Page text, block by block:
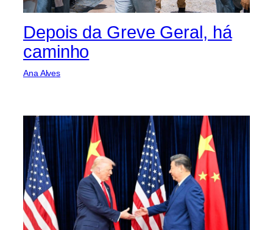
Depois da Greve Geral, há
caminho
Ana Alves